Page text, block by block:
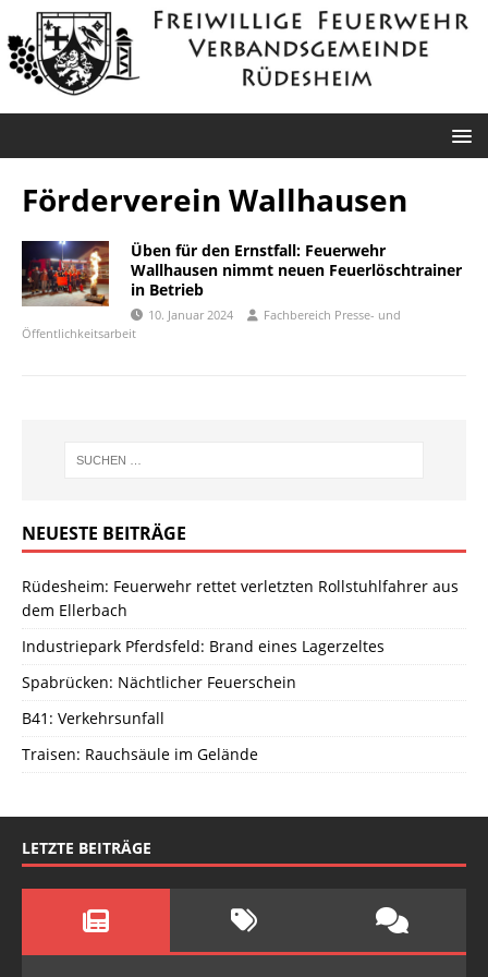
Förderverein Wallhausen
Üben für den Ernstfall: Feuerwehr
Wallhausen nimmt neuen Feuerlöschtrainer
in Betrieb
10. Januar 2024
Fachbereich Presse- und
Öffentlichkeitsarbeit
NEUESTE BEITRÄGE
Rüdesheim: Feuerwehr rettet verletzten Rollstuhlfahrer aus
dem Ellerbach
Industriepark Pferdsfeld: Brand eines Lagerzeltes
Spabrücken: Nächtlicher Feuerschein
B41: Verkehrsunfall
Traisen: Rauchsäule im Gelände
LETZTE BEITRÄGE